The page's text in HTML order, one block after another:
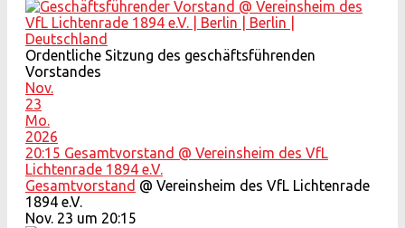
Ordentliche Sitzung des geschäftsführenden
Vorstandes
Nov.
23
Mo.
2026
20:15 Gesamtvorstand @ Vereinsheim des VfL
Lichtenrade 1894 e.V.
Gesamtvorstand @ Vereinsheim des VfL Lichtenrade
1894 e.V.
Nov. 23 um 20:15